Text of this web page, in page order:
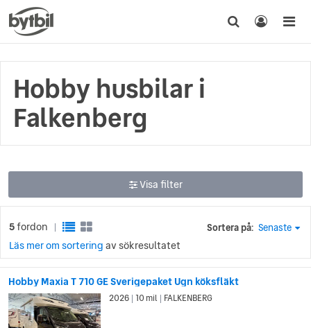
Hobby husbilar i
Falkenberg
Visa filter
5fordon Sortera på: Senaste
Läs mer om sortering av sökresultatet
Hobby Maxia T 710 GE Sverigepaket Ugn köksfläkt
2026 10 mil FALKENBERG